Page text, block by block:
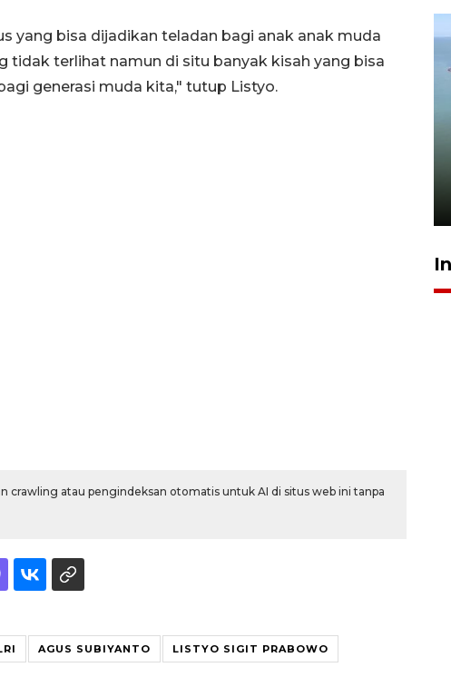
yang bisa dijadikan teladan bagi anak anak muda
tidak terlihat namun di situ banyak kisah yang bisa
generasi muda kita," tutup Listyo.
crawling atau pengindeksan otomatis untuk AI di situs web ini tanpa
AGUS SUBIYANTO LISTYO SIGIT PRABOWO